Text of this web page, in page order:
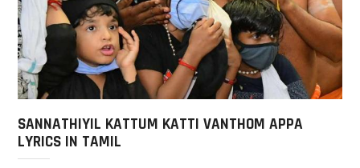
SANNATHIYIL KATTUM KATTI VANTHOM APPA
LYRICS IN TAMIL